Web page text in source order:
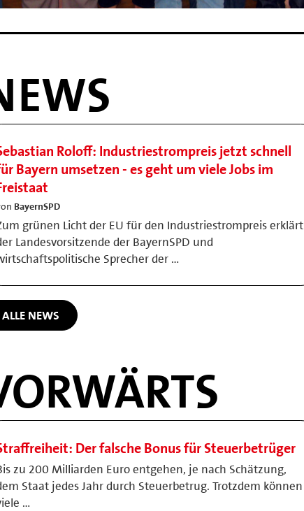
Roloff: Industriestrompreis jetzt schnell
Bayern umsetzen - es geht um viele Jobs im
BayernSPD
grünen Licht der EU für den Industriestrompreis erklärt
Landesvorsitzende der BayernSPD und
Sprecher der …
ALLE NEWS
Der falsche Bonus für Steuerbetrüger
zu 200 Milliarden Euro entgehen, je nach Schätzung,
Staat jedes Jahr durch Steuerbetrug. Trotzdem können
…